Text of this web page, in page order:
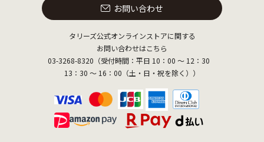
お問い合わせ
タリーズ公式オンラインストアに関する
お問い合わせはこちら
03-3268-8320（受付時間：平日 10：00 ～ 12：30
13：30 ～ 16：00（土・日・祝を除く））